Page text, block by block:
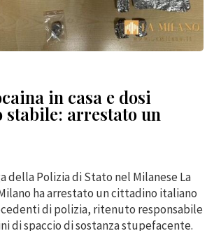
in casa e dosi
stabile: arrestato un
della Polizia di Stato nel Milanese La
ha arrestato un cittadino italiano
di polizia, ritenuto responsabile
di spaccio di sostanza stupefacente.